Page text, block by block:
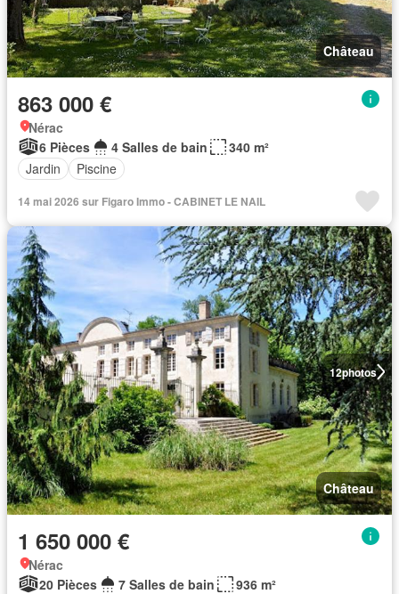
Château
863 000 €
Nérac
6 Pièces
4 Salles de bain
340 m²
Jardin
Piscine
14 mai 2026 sur Figaro Immo - CABINET LE NAIL
12photos
Château
1 650 000 €
Nérac
20 Pièces
7 Salles de bain
936 m²